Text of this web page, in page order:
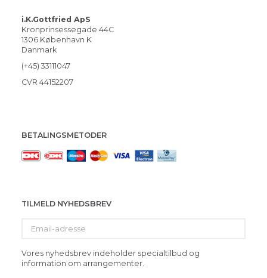
i.K.Gottfried ApS
Kronprinsessegade 44C
1306 København K
Danmark
(+45) 33111047
CVR 44152207
BETALINGSMETODER
TILMELD NYHEDSBREV
adresse
Vores nyhedsbrev indeholder specialtilbud og
information om arrangementer.